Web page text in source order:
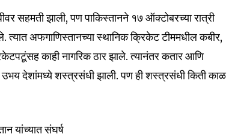
of
part
on our website or click
respect your privacy and
सहमती झाली, पण पाकिस्तानने १७ ऑक्टोबरच्या रात्री
त्यात अफगाणिस्तानच्या स्थानिक क्रिकेट टीममधील कबीर,
काही नागरिक ठार झाले. त्यानंतर कतार आणि
उभय देशांमध्ये शस्त्रसंधी झाली. पण ही शस्त्रसंधी किती काळ
यांच्यात संघर्ष